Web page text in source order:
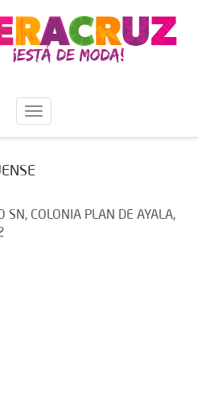
SN, COLONIA PLAN DE AYALA,